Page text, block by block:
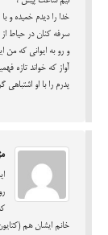
خدا را دیدم خمیده و
سرفه کنان در حیاط
و رو به ایوانی که من
آواز که خواند تازه
پدرم را با او اشتباهی
خانم ایشان هم